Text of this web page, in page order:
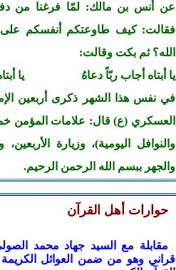
عن أنس بن مالك: لمّا فرغنا من
فقالت: كيف طاوعتكم أنفسكم على
الله؟ ثم بكت وقالت:
يا أبتاه أجاب ربّاً دعاهُ يا أبتاه
في نفس هذا الشهر ذكرى أربعين
العسكري (ع) قال: علامات المؤمن
والنوافل اليومية)، وزيارة
والجهر ببسم الله الرحمن الرحيم.
حوارات أهل القرآن
مقابلة مع السيد جهاد محمد
قراني وهو من ضمن العوائل الكريمة